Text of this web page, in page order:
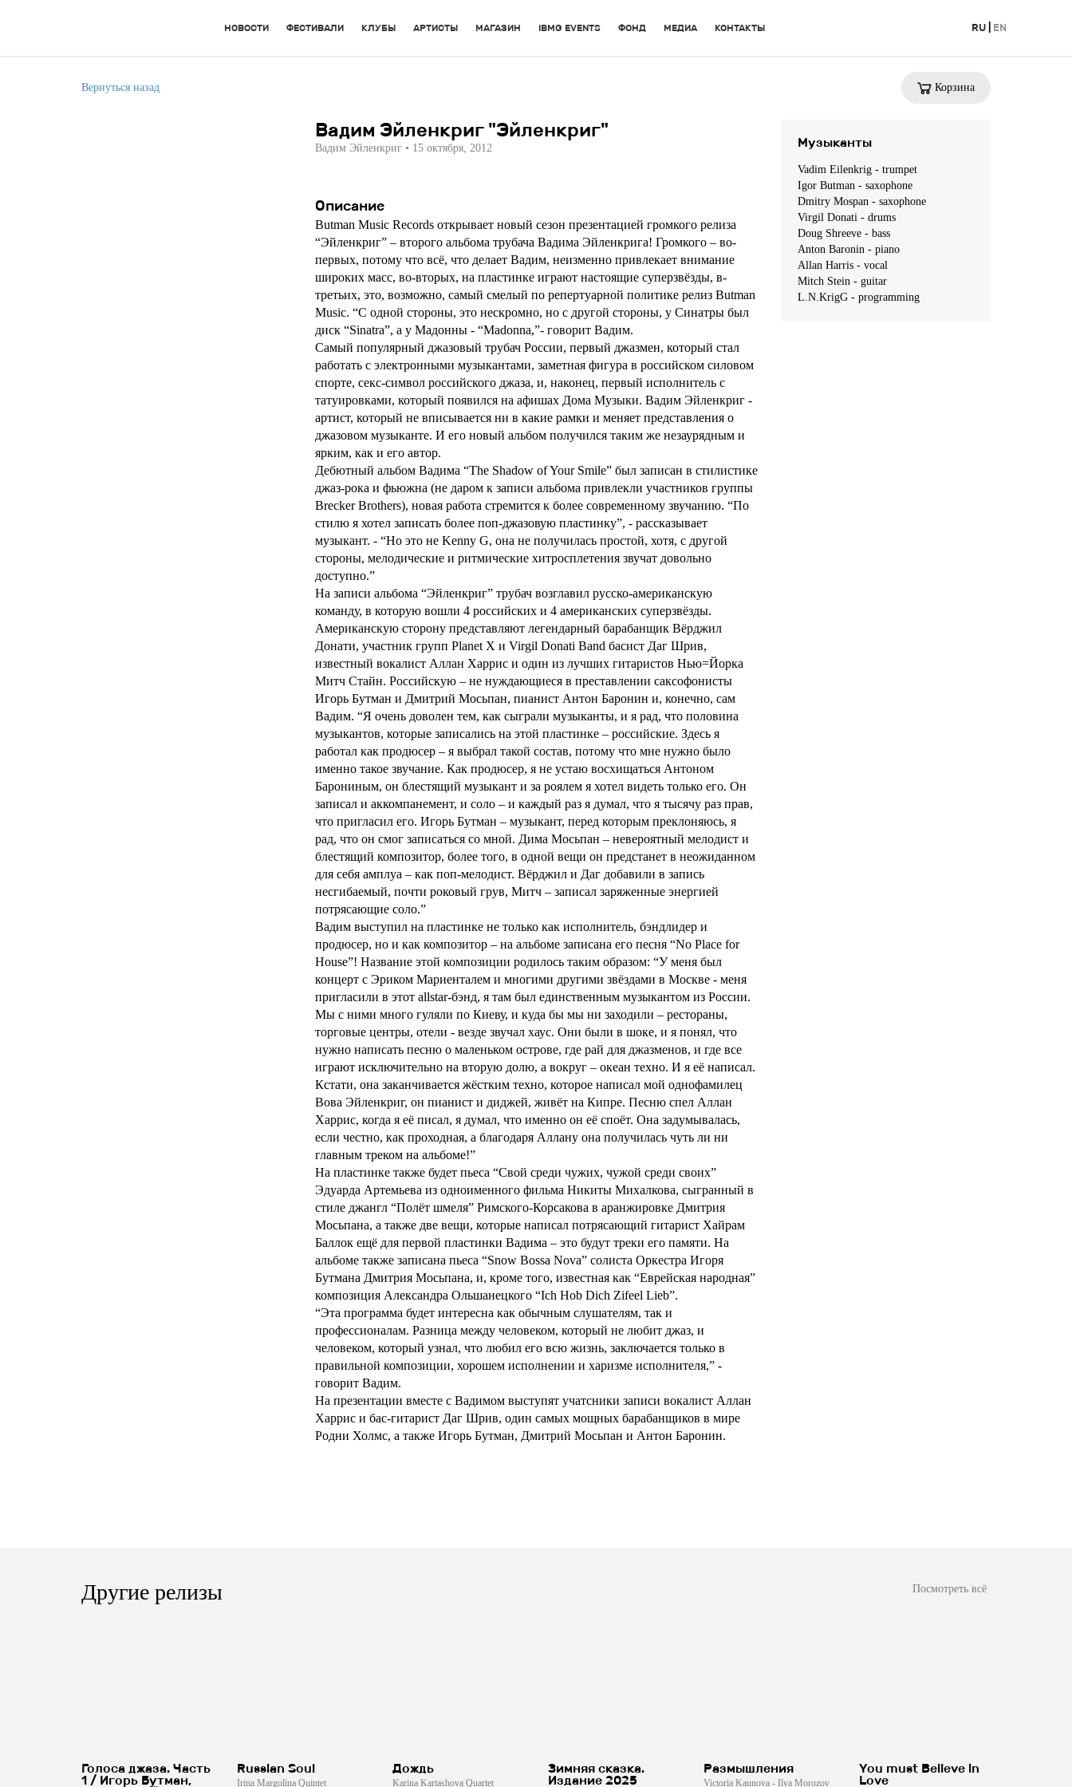
НОВОСТИ ФЕСТИВАЛИ КЛУБЫ АРТИСТЫ МАГАЗИН IBMG EVENTS ФОНД МЕДИА КОНТАКТЫ RU| EN
Вернуться назад Корзина
Вадим Эйленкриг "Эйленкриг"
Вадим Эйленкриг• 15 октября, 2012
Описание
Butman Music Records открывает новый сезон презентацией громкого релиза
“Эйленкриг” – второго альбома трубача Вадима Эйленкрига! Громкого – во-
первых, потому что всё, что делает Вадим, неизменно привлекает внимание
широких масс, во-вторых, на пластинке играют настоящие суперзвёзды, в-
третьих, это, возможно, самый смелый по репертуарной политике релиз Butman
Music. “С одной стороны, это нескромно, но с другой стороны, у Синатры был
диск “Sinatra”, а у Мадонны - “Madonna,”- говорит Вадим.
Самый популярный джазовый трубач России, первый джазмен, который стал
работать с электронными музыкантами, заметная фигура в российском силовом
спорте, секс-символ российского джаза, и, наконец, первый исполнитель с
татуировками, который появился на афишах Дома Музыки. Вадим Эйленкриг -
артист, который не вписывается ни в какие рамки и меняет представления о
джазовом музыканте. И его новый альбом получился таким же незаурядным и
ярким, как и его автор.
Дебютный альбом Вадима “The Shadow of Your Smile” был записан в стилистике
джаз-рока и фьюжна (не даром к записи альбома привлекли участников группы
Brecker Brothers), новая работа стремится к более современному звучанию. “По
стилю я хотел записать более поп-джазовую пластинку”, - рассказывает
музыкант. - “Но это не Kenny G, она не получилась простой, хотя, с другой
стороны, мелодические и ритмические хитросплетения звучат довольно
доступно.”
На записи альбома “Эйленкриг” трубач возглавил русско-американскую
команду, в которую вошли 4 российских и 4 американских суперзвёзды.
Американскую сторону представляют легендарный барабанщик Вёрджил
Донати, участник групп Planet X и Virgil Donati Band басист Даг Шрив,
известный вокалист Аллан Харрис и один из лучших гитаристов Нью=Йорка
Митч Стайн. Российскую – не нуждающиеся в преставлении саксофонисты
Игорь Бутман и Дмитрий Мосьпан, пианист Антон Баронин и, конечно, сам
Вадим. “Я очень доволен тем, как cыграли музыканты, и я рад, что половина
музыкантов, которые записались на этой пластинке – российские. Здесь я
работал как продюсер – я выбрал такой состав, потому что мне нужно было
именно такое звучание. Как продюсер, я не устаю восхищаться Антоном
Барониным, он блестящий музыкант и за роялем я хотел видеть только его. Он
записал и аккомпанемент, и соло – и каждый раз я думал, что я тысячу раз прав,
что пригласил его. Игорь Бутман – музыкант, перед которым преклоняюсь, я
рад, что он смог записаться со мной. Дима Мосьпан – невероятный мелодист и
блестящий композитор, более того, в одной вещи он предстанет в неожиданном
для себя амплуа – как поп-мелодист. Вёрджил и Даг добавили в запись
несгибаемый, почти роковый грув, Митч – записал заряженные энергией
потрясающие соло.”
Вадим выступил на пластинке не только как исполнитель, бэндлидер и
продюсер, но и как композитор – на альбоме записана его песня “No Place for
House”! Название этой композиции родилось таким образом: “У меня был
концерт с Эриком Мариенталем и многими другими звёздами в Москве - меня
пригласили в этот allstar-бэнд, я там был единственным музыкантом из России.
Мы с ними много гуляли по Киеву, и куда бы мы ни заходили – рестораны,
торговые центры, отели - везде звучал хаус. Они были в шоке, и я понял, что
нужно написать песню о маленьком острове, где рай для джазменов, и где все
играют исключительно на вторую долю, а вокруг – океан техно. И я её написал.
Кстати, она заканчивается жёстким техно, которое написал мой однофамилец
Вова Эйленкриг, он пианист и диджей, живёт на Кипре. Песню спел Аллан
Харрис, когда я её писал, я думал, что именно он её споёт. Она задумывалась,
если честно, как проходная, а благодаря Аллану она получилась чуть ли ни
главным треком на альбоме!”
На пластинке также будет пьеса “Свой среди чужих, чужой среди своих”
Эдуарда Артемьева из одноименного фильма Никиты Михалкова, сыгранный в
стиле джангл “Полёт шмеля” Римского-Корсакова в аранжировке Дмитрия
Мосьпана, а также две вещи, которые написал потрясающий гитарист Хайрам
Баллок ещё для первой пластинки Вадима – это будут треки его памяти. На
альбоме также записана пьеса “Snow Bossa Nova” солиста Оркестра Игоря
Бутмана Дмитрия Мосьпана, и, кроме того, известная как “Еврейская народная”
композиция Александра Ольшанецкого “Ich Hob Dich Zifeel Lieb”.
“Эта программа будет интересна как обычным слушателям, так и
профессионалам. Разница между человеком, который не любит джаз, и
человеком, который узнал, что любил его всю жизнь, заключается только в
правильной композиции, хорошем исполнении и харизме исполнителя,” -
говорит Вадим.
На презентации вместе с Вадимом выступят учатсники записи вокалист Аллан
Харрис и бас-гитарист Даг Шрив, один самых мощных барабанщиков в мире
Родни Холмс, а также Игорь Бутман, Дмитрий Мосьпан и Антон Баронин.
Музыканты
Vadim Eilenkrig - trumpet
Igor Butman - saxophone
Dmitry Mospan - saxophone
Virgil Donati - drums
Doug Shreeve - bass
Anton Baronin - piano
Allan Harris - vocal
Mitch Stein - guitar
L.N.KrigG - programming
Другие релизы Посмотреть всё
Голоса джаза. Часть
1 / Игорь Бутман,
Russian Soul
Irina Margolina Quintet
Дождь
Karina Kartashova Quartet
Зимняя сказка.
Издание 2025
Размышления
Victoria Kaunova - Ilya Morozov
You must Believe in
Love